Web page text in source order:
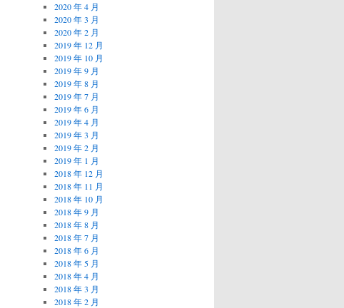
2020 年 4 月
2020 年 3 月
2020 年 2 月
2019 年 12 月
2019 年 10 月
2019 年 9 月
2019 年 8 月
2019 年 7 月
2019 年 6 月
2019 年 4 月
2019 年 3 月
2019 年 2 月
2019 年 1 月
2018 年 12 月
2018 年 11 月
2018 年 10 月
2018 年 9 月
2018 年 8 月
2018 年 7 月
2018 年 6 月
2018 年 5 月
2018 年 4 月
2018 年 3 月
2018 年 2 月